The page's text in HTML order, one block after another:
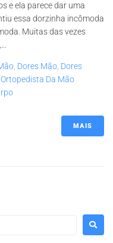
e ela parece dar uma
essa dorzinha incômoda
Muitas das vezes
Dores Mão Dores
Ortopedista Da Mão
MAIS